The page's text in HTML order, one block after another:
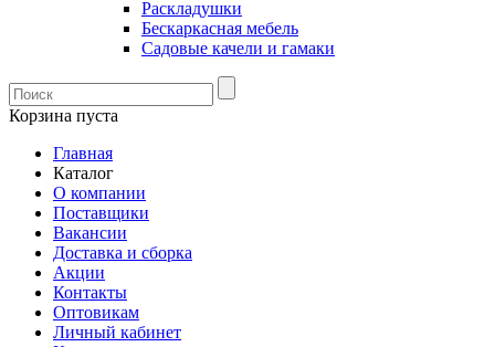
Раскладушки
Бескаркасная мебель
Садовые качели и гамаки
Корзина пуста
Главная
Каталог
О компании
Поставщики
Вакансии
Доставка и сборка
Акции
Контакты
Оптовикам
Личный кабинет